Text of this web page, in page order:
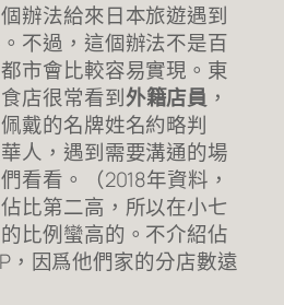
辦法給來日本旅遊遇到
不過，這個辦法不是百
市會比較容易實現。東
店很常看到外籍店員 ，
戴的名牌姓名約略判
人，遇到需要溝通的場
看看。（2018年資料，
比第二高，所以在小七
比例蠻高的。不介紹佔
，因爲他們家的分店數遠